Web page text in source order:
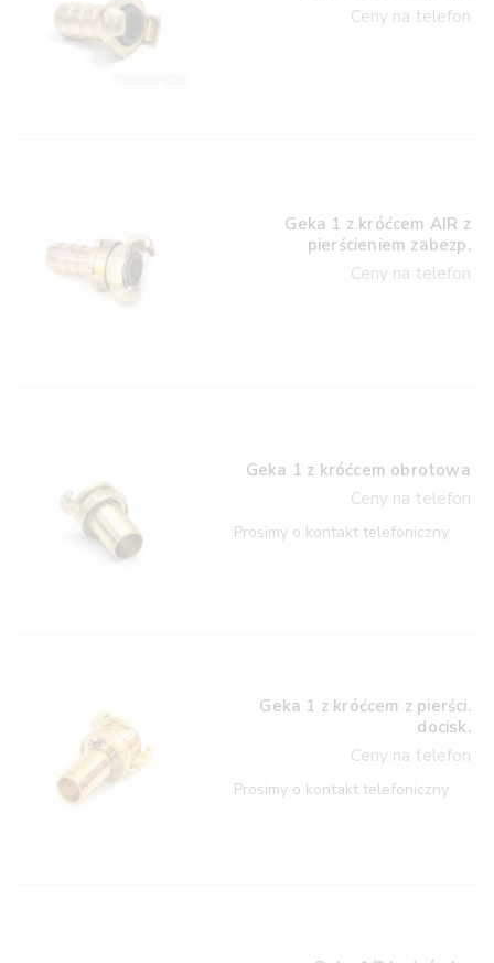
Ceny na telefon
Geka 1 z króćcem AIR z
pierścieniem zabezp.
Ceny na telefon
Geka 1 z króćcem obrotowa
Ceny na telefon
Prosimy o kontakt telefoniczny
Geka 1 z króćcem z pierści.
docisk.
Ceny na telefon
Prosimy o kontakt telefoniczny